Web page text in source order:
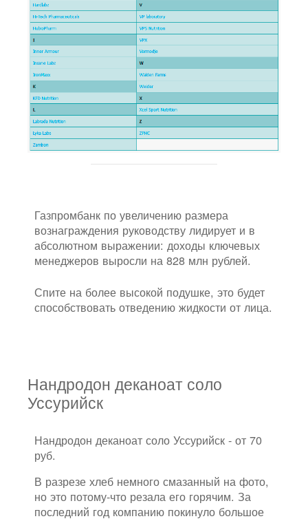
Газпромбанк по увеличению размера
вознаграждения руководству лидирует и в
абсолютном выражении: доходы ключевых
менеджеров выросли на 828 млн рублей.
Спите на более высокой подушке, это будет
способствовать отведению жидкости от лица.
Нандродон деканоат соло
Уссурийск
Нандродон деканоат соло Уссурийск - от 70
руб.
В разрезе хлеб немного смазанный на фото,
но это потому-что резала его горячим. За
последний год компанию покинуло большое